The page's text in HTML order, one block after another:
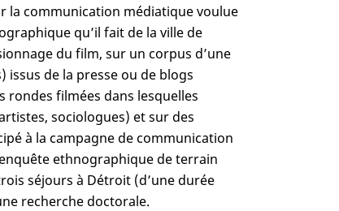
la communication médiatique voulue
qu’il fait de la ville de
du film, sur un corpus d’une
de la presse ou de blogs
filmées dans lesquelles
sociologues) et sur des
à la campagne de communication
ethnographique de terrain
séjours à Détroit (d’une durée
recherche doctorale.